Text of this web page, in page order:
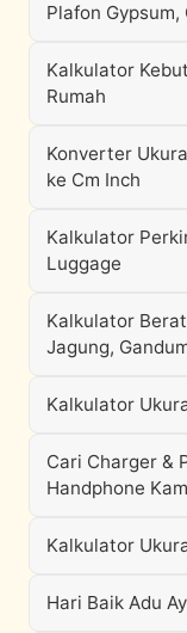
Plafon Gypsum,
Kalkulator
Rumah
Konverter
ke Cm Inch
Kalkulator
Luggage
Kalkulator
Jagung,
Kalkulator
Cari Charger &
Handphone
Kalkulator
Hari Baik Adu